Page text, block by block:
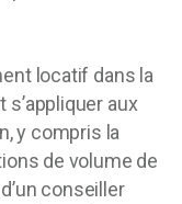
locatif dans la
s’appliquer aux
y compris la
de volume de
conseiller